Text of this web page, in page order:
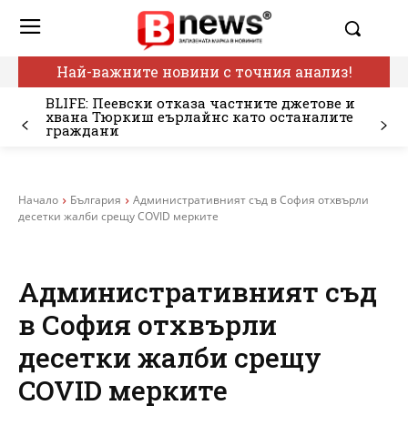
Най-важните новини с точния анализ!
BLIFE: Пеевски отказа частните джетове и
хвана Тюркиш еърлайнс като останалите
граждани
Начало България
Административният съд в София отхвърли
десетки жалби срещу COVID мерките
Административният съд
в София отхвърли
десетки жалби срещу
COVID мерките